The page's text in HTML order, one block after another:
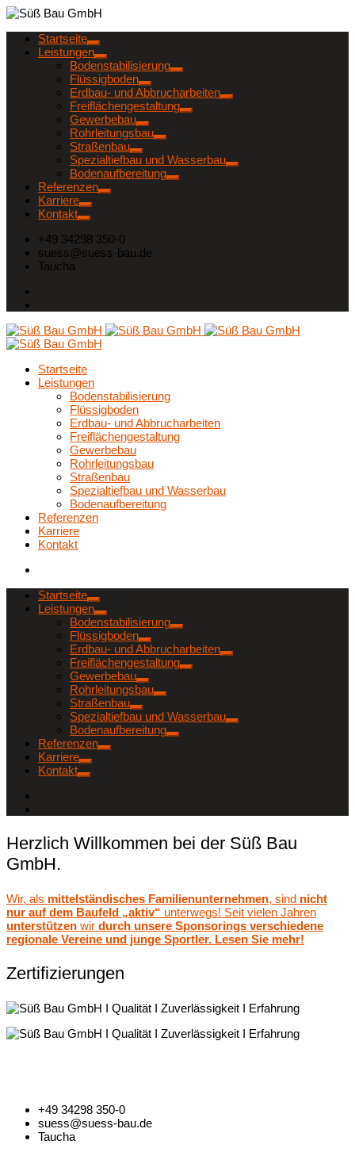
Startseite
Leistungen
Bodenstabilisierung
Flüssigboden
Erdbau- und Abbrucharbeiten
Freiflächengestaltung
Gewerbebau
Rohrleitungsbau
Straßenbau
Spezialtiefbau und Wasserbau
Bodenaufbereitung
Referenzen
Karriere
Kontakt
+49 34298 350-0
suess@suess-bau.de
Taucha
Startseite
Leistungen
Bodenstabilisierung
Flüssigboden
Erdbau- und Abbrucharbeiten
Freiflächengestaltung
Gewerbebau
Rohrleitungsbau
Straßenbau
Spezialtiefbau und Wasserbau
Bodenaufbereitung
Referenzen
Karriere
Kontakt
Startseite
Leistungen
Bodenstabilisierung
Flüssigboden
Erdbau- und Abbrucharbeiten
Freiflächengestaltung
Gewerbebau
Rohrleitungsbau
Straßenbau
Spezialtiefbau und Wasserbau
Bodenaufbereitung
Referenzen
Karriere
Kontakt
Herzlich Willkommen bei der Süß Bau
GmbH.
Wir, als mittelständisches Familienunternehmen, sind nicht
nur auf dem Baufeld „aktiv“ unterwegs! Seit vielen Jahren
unterstützen wir durch unsere Sponsorings verschiedene
regionale Vereine und junge Sportler. Lesen Sie mehr!
Zertifizierungen
+49 34298 350-0
suess@suess-bau.de
Taucha